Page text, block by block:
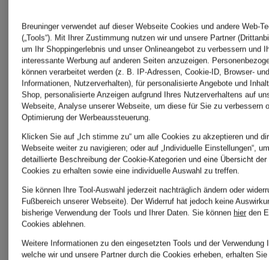
UNSERE
BELIEBTESTEN
Breuninger verwendet auf dieser Webseite Cookies und andere Web-
(„Tools“). Mit Ihrer Zustimmung nutzen wir und unsere Partner
um Ihr Shoppingerlebnis und unser Onlineangebot zu verbessern und
interessante Werbung auf anderen Seiten anzuzeigen.
können verarbeitet werden (z. B. IP-Adressen, Cookie-ID, Browser-
Informationen, Nutzerverhalten), für personalisierte Angebote und
Shop, personalisierte Anzeigen aufgrund Ihres Nutzerverhaltens auf
Webseite, Analyse unserer Webseite, um diese für Sie zu verbessern
Optimierung der Werbeaussteuerung.
Klicken Sie auf „Ich stimme zu“ um alle Cookies zu akzeptieren und
Webseite weiter zu navigieren; oder auf „Individuelle Einstellungen“,
detaillierte Beschreibung der Cookie-Kategorien und eine Übersicht
Cookies zu erhalten sowie eine individuelle Auswahl zu treffen.
Sie können Ihre Tool-Auswahl jederzeit nachträglich ändern oder
Fußbereich unserer Webseite). Der Widerruf hat jedoch keine
bisherige Verwendung der Tools und Ihrer Daten. Sie können hier den
Cookies ablehnen.
Weitere Informationen zu den eingesetzten Tools und der Verwendung
welche wir und unsere Partner durch die Cookies erheben, erhalten